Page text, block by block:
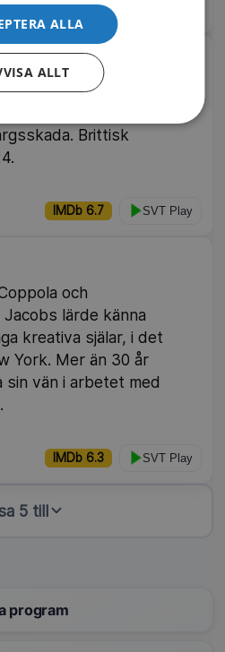
IMDb 7.2
jag
detta professionella
resa efter en
Brittisk
IMDb 6.7 SVT Play
och
lärde känna
kreativa själar, i det
York. Mer än 30 år
sin vän i arbetet med
IMDb 6.3 SVT Play
5 till
program
ALLA
ALLT